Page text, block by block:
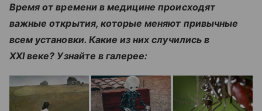
Время от времени в медицине происходят
важные открытия, которые меняют привычные
всем установки. Какие из них случились в
XXI веке? Узнайте в галерее: